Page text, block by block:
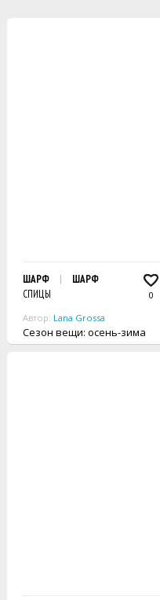
0
ШАРФ
ШАРФ
СПИЦЫ
Автор: Lana Grossa
Сезон вещи: осень-зима